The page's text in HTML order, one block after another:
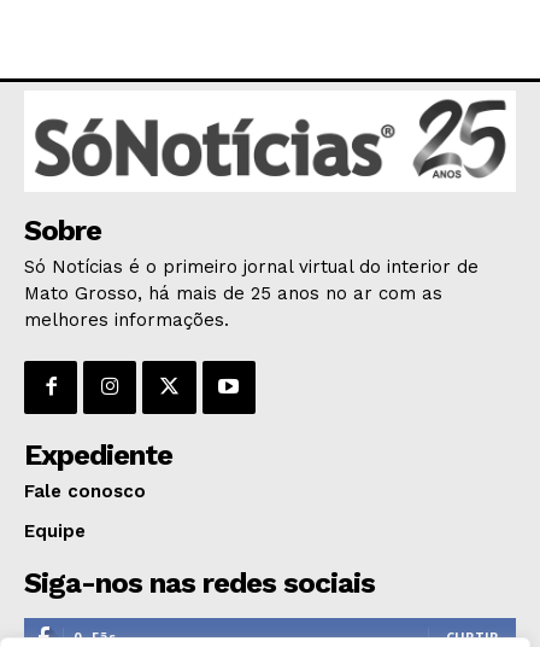
Sobre
Só Notícias é o primeiro jornal virtual do interior de
Mato Grosso, há mais de 25 anos no ar com as
melhores informações.
Expediente
Fale conosco
Equipe
Siga-nos nas redes sociais
0 Fãs CURTIR